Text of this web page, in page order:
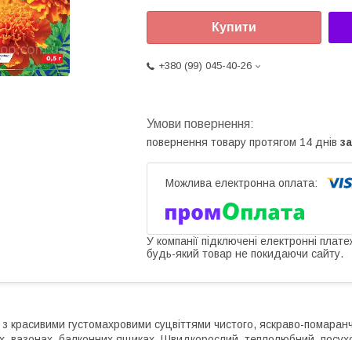
Купити
+380 (99) 045-40-26
повернення товару протягом 14 днів
У компанії підключені електронні
будь-який товар не покидаючи сайту.
красивими густомахровими суцвіттями чистого, яскраво-